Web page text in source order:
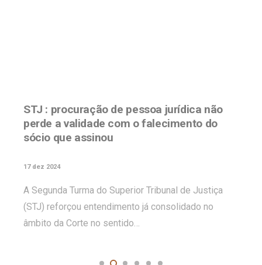
STJ : procuração de pessoa jurídica não
perde a validade com o falecimento do
sócio que assinou
17 dez 2024
A Segunda Turma do Superior Tribunal de Justiça
(STJ) reforçou entendimento já consolidado no
âmbito da Corte no sentido…